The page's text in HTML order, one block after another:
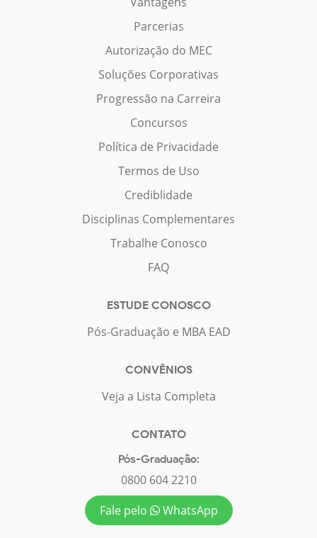
Parcerias
Autorização do MEC
Soluções Corporativas
Progressão na Carreira
Concursos
Política de Privacidade
Termos de Uso
Crediblidade
Disciplinas Complementares
Trabalhe Conosco
FAQ
ESTUDE CONOSCO
Pós-Graduação e MBA EAD
CONVÊNIOS
Veja a Lista Completa
CONTATO
Pós-Graduação:
0800 604 2210
Fale pelo
WhatsApp